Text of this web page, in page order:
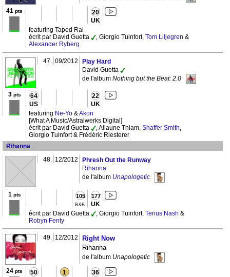
41 pts 20
UK
featuring Taped Rai
écrit par David Guetta
, Giorgio Tuinfort, Tom Liljegren &
Alexander Ryberg
47. 09/2012
Play Hard
David Guetta
de l'album Nothing but the Beat: 2.0
3pts 64
US
22
UK
featuring Ne-Yo &Akon
[What A Music/Astralwerks Digital]
écrit par David Guetta
, Aliaune Thiam, Shaffer Smith,
Giorgio Tuinfort & Frédéric Riesterer
Rihanna
48. 12/2012
Phresh Out the Runway
Rihanna
de l'album Unapologetic
1pts 105
R&B
177
UK
écrit par David Guetta , Giorgio Tuinfort, Terius Nash &
Robyn Fenty
49. 12/2012
Right Now
Rihanna
de l'album Unapologetic
24 pts 50 1 36